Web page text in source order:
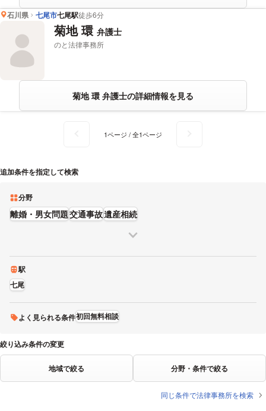
石川県 七尾市七尾駅徒歩6分
菊地 環 弁護士
のと法律事務所
菊地 環 弁護士の詳細情報を見る
1ページ / 全1ページ
追加条件を指定して検索
分野
離婚・男女問題交通事故遺産相続
駅
七尾
よく見られる条件初回無料相談
絞り込み条件の変更
地域で絞る 分野・条件で絞る
同じ条件で法律事務所を検索